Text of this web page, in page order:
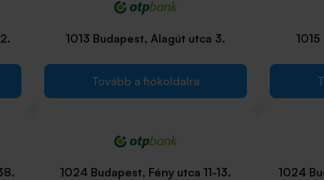
1013 Budapest, Alagút utca 3.
Tovább a fiókoldalra
1024 Budapest, Fény utca 11-13. 1024